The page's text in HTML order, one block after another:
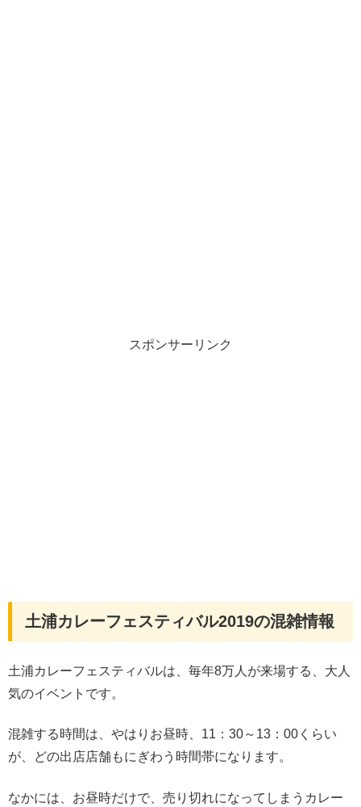
スポンサーリンク
土浦カレーフェスティバル2019の混雑情報
土浦カレーフェスティバルは、毎年8万人が来場する、大人
気のイベントです。
混雑する時間は、やはりお昼時、11：30～13：00くらい
が、どの出店店舗もにぎわう時間帯になります。
なかには、お昼時だけで、売り切れになってしまうカレー